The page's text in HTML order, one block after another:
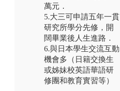
萬元．
5.大三可申請五年一貫
研究所學分先修，開
闊畢業後人生進路．
6.與日本學生交流互動
機會多（日籍交換生
或姊妹校英語華語研
修團和教育實習等）